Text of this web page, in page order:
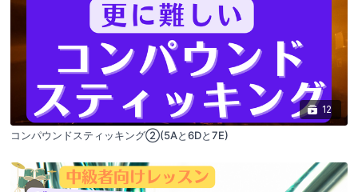
12
コンパウンドスティッキング②(5Aと6Dと7E)